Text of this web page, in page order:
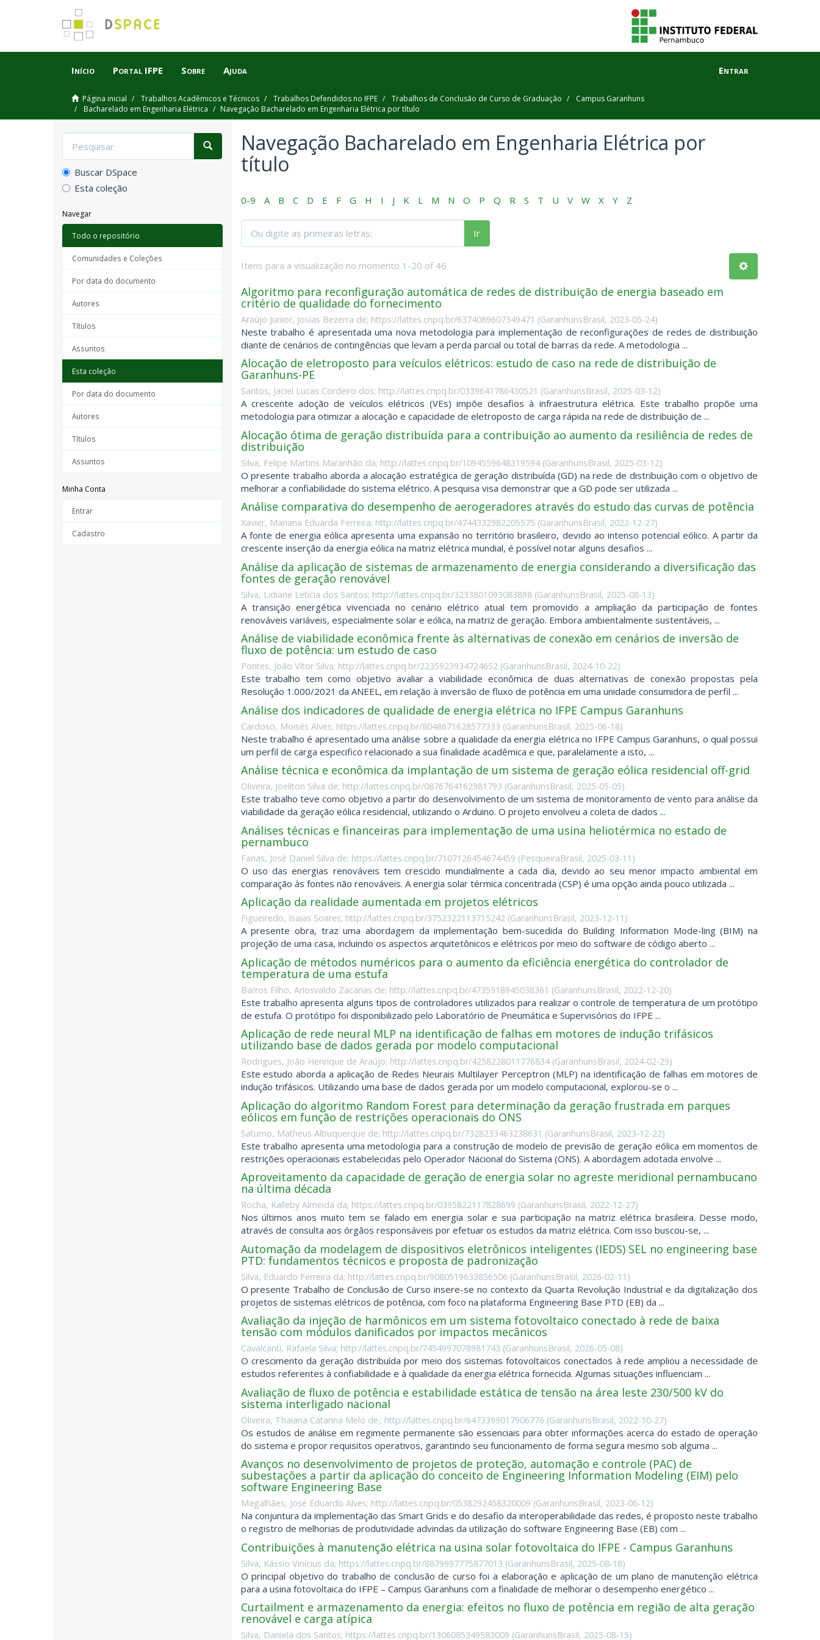
Início Portal IFPE Sobre Ajuda Entrar
Página inicial Trabalhos Acadêmicos e Técnicos Trabalhos Defendidos no IFPE Trabalhos de Conclusão de Curso de Graduação
Campus Garanhuns
Bacharelado em Engenharia Elétrica
Navegação Bacharelado em Engenharia Elétrica por título
Buscar DSpace
Esta coleção
Navegar
Todo o repositório
Comunidades e Coleções
Por data do documento
Autores
Títulos
Assuntos
Esta coleção
Por data do documento
Autores
Títulos
Assuntos
Minha Conta
Entrar
Cadastro
Navegação Bacharelado em Engenharia Elétrica por
título
0-9 A B C D E F G H I J K L M N O P Q R S T U V W X Y Z
Ir
Itens para a visualização no momento 1-20 of 46
Algoritmo para reconfiguração automática de redes de distribuição de energia baseado em
critério de qualidade do fornecimento
Araújo Junior, Josias Bezerra de; https://lattes.cnpq.br/6374089607349471 (GaranhunsBrasil, 2023-05-24)
Neste trabalho é apresentada uma nova metodologia para implementação de reconfigurações de redes de distribuição
diante de cenários de contingências que levam a perda parcial ou total de barras da rede. A metodologia ...
Alocação de eletroposto para veículos elétricos: estudo de caso na rede de distribuição de
Garanhuns-PE
Santos, Jaciel Lucas Cordeiro dos; http://lattes.cnpq.br/0339641786430521 (GaranhunsBrasil, 2025-03-12)
A crescente adoção de veículos elétricos (VEs) impõe desafios à infraestrutura elétrica. Este trabalho propõe uma
metodologia para otimizar a alocação e capacidade de eletroposto de carga rápida na rede de distribuição de ...
Alocação ótima de geração distribuída para a contribuição ao aumento da resiliência de redes de
distribuição
Silva, Felipe Martins Maranhão da; http://lattes.cnpq.br/1094559648319594 (GaranhunsBrasil, 2025-03-12)
O presente trabalho aborda a alocação estratégica de geração distribuída (GD) na rede de distribuição com o objetivo de
melhorar a confiabilidade do sistema elétrico. A pesquisa visa demonstrar que a GD pode ser utilizada ...
Análise comparativa do desempenho de aerogeradores através do estudo das curvas de potência
Xavier, Mariana Eduarda Ferreira; http://lattes.cnpq.br/4744332982205575 (GaranhunsBrasil, 2022-12-27)
A fonte de energia eólica apresenta uma expansão no território brasileiro, devido ao intenso potencial eólico. A partir da
crescente inserção da energia eólica na matriz elétrica mundial, é possível notar alguns desafios ...
Análise da aplicação de sistemas de armazenamento de energia considerando a diversificação das
fontes de geração renovável
Silva, Lidiane Letícia dos Santos; http://lattes.cnpq.br/3233801093083898 (GaranhunsBrasil, 2025-08-13)
A transição energética vivenciada no cenário elétrico atual tem promovido a ampliação da participação de fontes
renováveis variáveis, especialmente solar e eólica, na matriz de geração. Embora ambientalmente sustentáveis, ...
Análise de viabilidade econômica frente às alternativas de conexão em cenários de inversão de
fluxo de potência: um estudo de caso
Pontes, João Vítor Silva; http://lattes.cnpq.br/2235923934724652 (GaranhunsBrasil, 2024-10-22)
Este trabalho tem como objetivo avaliar a viabilidade econômica de duas alternativas de conexão propostas pela
Resolução 1.000/2021 da ANEEL, em relação à inversão de fluxo de potência em uma unidade consumidora de perfil ...
Análise dos indicadores de qualidade de energia elétrica no IFPE Campus Garanhuns
Cardoso, Moisés Alves; https://lattes.cnpq.br/8048671628577333 (GaranhunsBrasil, 2025-06-18)
Neste trabalho é apresentado uma análise sobre a qualidade da energia elétrica no IFPE Campus Garanhuns, o qual possui
um perfil de carga especifico relacionado a sua finalidade acadêmica e que, paralelamente a isto, ...
Análise técnica e econômica da implantação de um sistema de geração eólica residencial off-grid
Oliveira, Joeliton Silva de; http://lattes.cnpq.br/0876764162981793 (GaranhunsBrasil, 2025-05-05)
Este trabalho teve como objetivo a partir do desenvolvimento de um sistema de monitoramento de vento para análise da
viabilidade da geração eólica residencial, utilizando o Arduino. O projeto envolveu a coleta de dados ...
Análises técnicas e financeiras para implementação de uma usina heliotérmica no estado de
pernambuco
Farias, José Daniel Silva de; https://lattes.cnpq.br/7107126454674459 (PesqueiraBrasil, 2025-03-11 )
O uso das energias renováveis tem crescido mundialmente a cada dia, devido ao seu menor impacto ambiental em
comparação às fontes não renováveis. A energia solar térmica concentrada (CSP) é uma opção ainda pouco utilizada ...
Aplicação da realidade aumentada em projetos elétricos
Figueiredo, Isaias Soares; http://lattes.cnpq.br/3752322113715242 (GaranhunsBrasil, 2023-12-11 )
A presente obra, traz uma abordagem da implementação bem-sucedida do Building Information Mode-ling (BIM) na
projeção de uma casa, incluindo os aspectos arquitetônicos e elétricos por meio do software de código aberto ...
Aplicação de métodos numéricos para o aumento da eficiência energética do controlador de
temperatura de uma estufa
Barros Filho, Ariosvaldo Zacarias de; http://lattes.cnpq.br/4735918945038361 (GaranhunsBrasil, 2022-12-20)
Este trabalho apresenta alguns tipos de controladores utilizados para realizar o controle de temperatura de um protótipo
de estufa. O protótipo foi disponibilizado pelo Laboratório de Pneumática e Supervisórios do IFPE ...
Aplicação de rede neural MLP na identificação de falhas em motores de indução trifásicos
utilizando base de dados gerada por modelo computacional
Rodrigues, João Henrique de Araújo; http://lattes.cnpq.br/4258228011776834 (GaranhunsBrasil, 2024-02-29)
Este estudo aborda a aplicação de Redes Neurais Multilayer Perceptron (MLP) na identificação de falhas em motores de
indução trifásicos. Utilizando uma base de dados gerada por um modelo computacional, explorou-se o ...
Aplicação do algoritmo Random Forest para determinação da geração frustrada em parques
eólicos em função de restrições operacionais do ONS
Saturno, Matheus Albuquerque de; http://lattes.cnpq.br/7328233463238631 (GaranhunsBrasil, 2023-12-22)
Este trabalho apresenta uma metodologia para a construção de modelo de previsão de geração eólica em momentos de
restrições operacionais estabelecidas pelo Operador Nacional do Sistema (ONS). A abordagem adotada envolve ...
Aproveitamento da capacidade de geração de energia solar no agreste meridional pernambucano
na última década
Rocha, Kalleby Almeida da; https://lattes.cnpq.br/0395822117828699 (GaranhunsBrasil, 2022-12-27)
Nos últimos anos muito tem se falado em energia solar e sua participação na matriz elétrica brasileira. Desse modo,
através de consulta aos órgãos responsáveis por efetuar os estudos da matriz elétrica. Com isso buscou-se, ...
Automação da modelagem de dispositivos eletrônicos inteligentes (IEDS) SEL no engineering base
PTD: fundamentos técnicos e proposta de padronização
Silva, Eduardo Ferreira da; http://lattes.cnpq.br/9080519633856506 (GaranhunsBrasil, 2026-02-11 )
O presente Trabalho de Conclusão de Curso insere-se no contexto da Quarta Revolução Industrial e da digitalização dos
projetos de sistemas elétricos de potência, com foco na plataforma Engineering Base PTD (EB) da ...
Avaliação da injeção de harmônicos em um sistema fotovoltaico conectado à rede de baixa
tensão com módulos danificados por impactos mecânicos
Cavalcanti, Rafaela Silva; http://lattes.cnpq.br/7454997078981743 (GaranhunsBrasil, 2026-05-08)
O crescimento da geração distribuída por meio dos sistemas fotovoltaicos conectados à rede ampliou a necessidade de
estudos referentes à confiabilidade e à qualidade da energia elétrica fornecida. Algumas situações influenciam ...
Avaliação de fluxo de potência e estabilidade estática de tensão na área leste 230/500 kV do
sistema interligado nacional
Oliveira, Thaiana Catarina Melo de.; http://lattes.cnpq.br/6473399017906776 (GaranhunsBrasil, 2022-10-27)
Os estudos de análise em regimente permanente são essenciais para obter informações acerca do estado de operação
do sistema e propor requisitos operativos, garantindo seu funcionamento de forma segura mesmo sob alguma ...
Avanços no desenvolvimento de projetos de proteção, automação e controle (PAC) de
subestações a partir da aplicação do conceito de Engineering Information Modeling (EIM) pelo
software Engineering Base
Magalhães, José Eduardo Alves; http://lattes.cnpq.br/0538292458320009 (GaranhunsBrasil, 2023-06-12)
Na conjuntura da implementação das Smart Grids e do desafio da interoperabilidade das redes, é proposto neste trabalho
o registro de melhorias de produtividade advindas da utilização do software Engineering Base (EB) com ...
Contribuições à manutenção elétrica na usina solar fotovoltaica do IFPE - Campus Garanhuns
Silva, Kássio Vinícius da; https://lattes.cnpq.br/8879997775877013 (GaranhunsBrasil, 2025-08-18)
O principal objetivo do trabalho de conclusão de curso foi a elaboração e aplicação de um plano de manutenção elétrica
para a usina fotovoltaica do IFPE – Campus Garanhuns com a finalidade de melhorar o desempenho energético ...
Curtailment e armazenamento da energia: efeitos no fluxo de potência em região de alta geração
renovável e carga atípica
Silva, Daniela dos Santos; https://lattes.cnpq.br/1306085349583009 (GaranhunsBrasil, 2025-08-15)